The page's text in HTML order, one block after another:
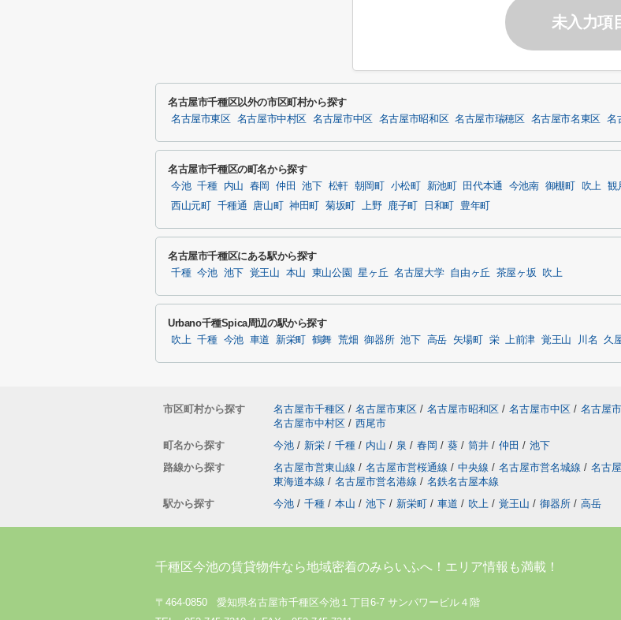
未入力項
名古屋市千種区以外の市区町村から探す
名古屋市東区 名古屋市中村区 名古屋市中区 名古屋市昭和区 名古屋市瑞穂区 名古屋市名東区 名
名古屋市千種区の町名から探す
今池 千種 内山 春岡 仲田 池下 松軒 朝岡町 小松町 新池町 田代本通 今池南 御棚町 吹上 観
西山元町
千種通 唐山町 神田町 菊坂町 上野 鹿子町 日和町 豊年町
名古屋市千種区にある駅から探す
千種 今池 池下 覚王山 本山 東山公園 星ヶ丘 名古屋大学 自由ヶ丘 茶屋ヶ坂 吹上
Urbano千種Spica周辺の駅から探す
吹上 千種 今池 車道 新栄町 鶴舞 荒畑 御器所 池下 高岳 矢場町 栄 上前津 覚王山 川名 久
市区町村から探す 名古屋市千種区 / 名古屋市東区 / 名古屋市昭和区 / 名古屋市中区 / 名古屋
名古屋市中村区 / 西尾市
町名から探す
今池 / 新栄 / 千種 / 内山 / 泉 / 春岡 / 葵 / 筒井 / 仲田 / 池下
路線から探す
名古屋市営東山線 / 名古屋市営桜通線 / 中央線 / 名古屋市営名城線 / 名古
東海道本線 / 名古屋市営名港線 / 名鉄名古屋本線
駅から探す
今池 / 千種 / 本山 / 池下 / 新栄町 / 車道 / 吹上 / 覚王山 / 御器所 / 高岳
千種区今池の賃貸物件なら地域密着のみらいふへ！エリア情報も満載！
〒464-0850 愛知県名古屋市千種区今池１丁目6-7 サンパワービル４階